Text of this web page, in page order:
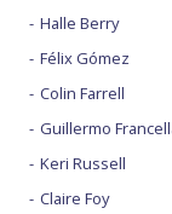
Halle Berry
Félix Gómez
Colin Farrell
Guillermo
Keri Russell
Claire Foy